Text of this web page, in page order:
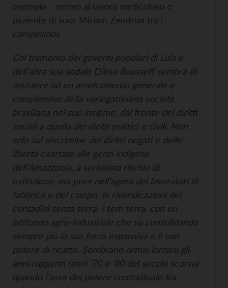
esempio – penso al lavoro meticoloso e
paziente di suor Miriam Zendron tra i
campesinos
Col tramonto dei governi popolari di Lula e
dell’altra sua sodale Dilma Rousseff sembra di
assistere ad un arretramento generale e
complessivo della variegatissima società
brasiliana nel suo insieme, dal fronte dei diritti
sociali a quello dei diritti politici e civili. Non
solo sul discrimine dei diritti negati e delle
libertà coartate alle genti indigene
dell’Amazzonia, a serissimo rischio di
estinzione, ma pure nell’agorà dei lavoratori di
fabbrica e del campo; le rivendicazioni dei
contadini senza terra, i sem terra, con un
latifondo agro-industriale che va consolidando
sempre più la sua forza espansiva e il suo
potere di ricatto. Sembrano ormai lontani gli
anni ruggenti (anni ’70 e ’80 del secolo scorso)
quando l’asse del potere contrattuale fra